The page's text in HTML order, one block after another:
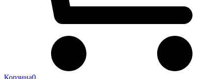
Корзина0